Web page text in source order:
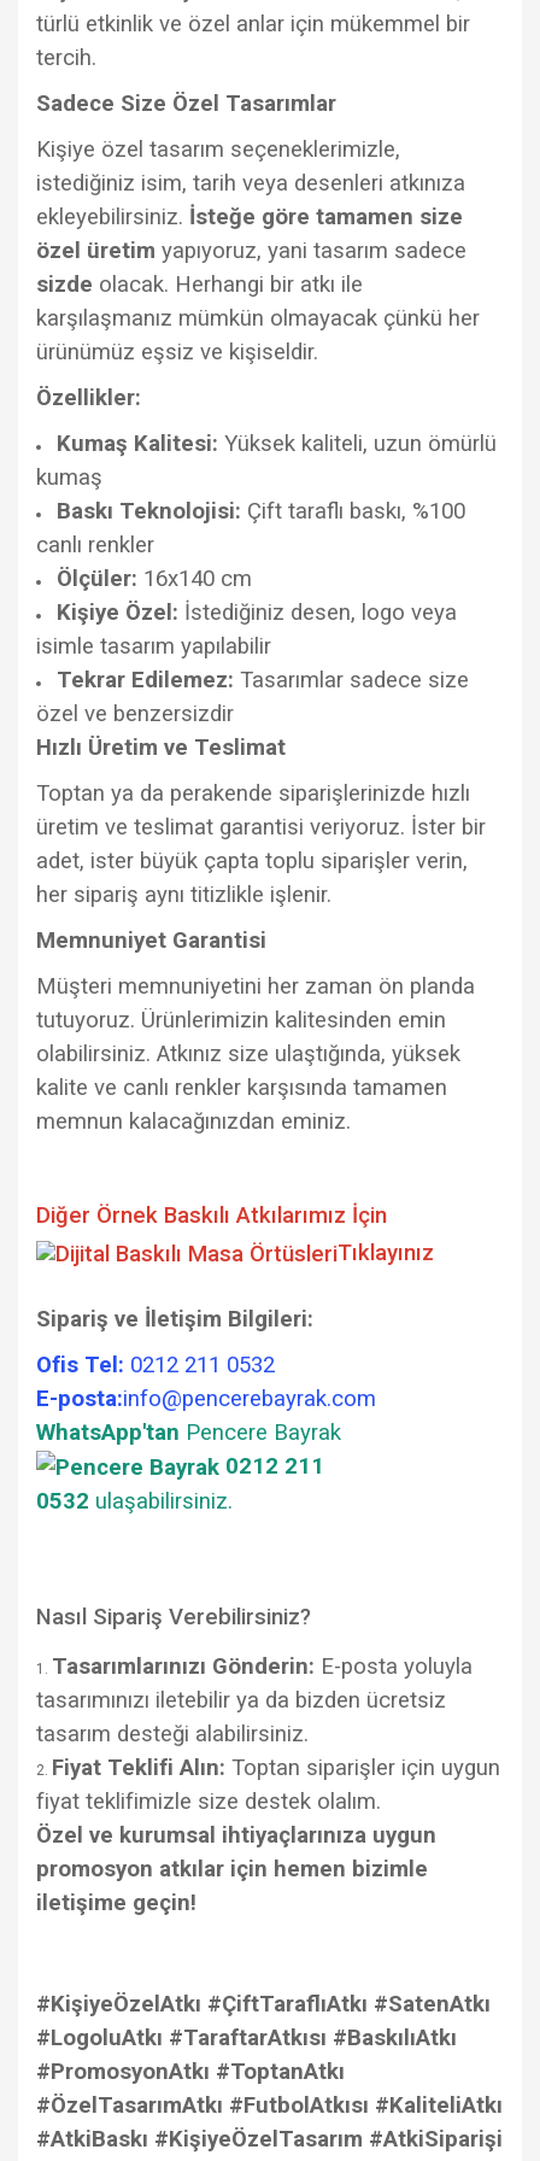
türlü etkinlik ve özel anlar için mükemmel bir
tercih.
Sadece Size Özel Tasarımlar
Kişiye özel tasarım seçeneklerimizle,
istediğiniz isim, tarih veya desenleri atkınıza
ekleyebilirsiniz. İsteğe göre tamamen size
özel üretim yapıyoruz, yani tasarım sadece
sizde olacak. Herhangi bir atkı ile
karşılaşmanız mümkün olmayacak çünkü her
ürünümüz eşsiz ve kişiseldir.
Özellikler:
Kumaş Kalitesi: Yüksek kaliteli, uzun ömürlü
kumaş
Baskı Teknolojisi: Çift taraflı baskı, %100
canlı renkler
Ölçüler: 16x140 cm
Kişiye Özel: İstediğiniz desen, logo veya
isimle tasarım yapılabilir
Tekrar Edilemez: Tasarımlar sadece size
özel ve benzersizdir
Hızlı Üretim ve Teslimat
Toptan ya da perakende siparişlerinizde hızlı
üretim ve teslimat garantisi veriyoruz. İster bir
adet, ister büyük çapta toplu siparişler verin,
her sipariş aynı titizlikle işlenir.
Memnuniyet Garantisi
Müşteri memnuniyetini her zaman ön planda
tutuyoruz. Ürünlerimizin kalitesinden emin
olabilirsiniz. Atkınız size ulaştığında, yüksek
kalite ve canlı renkler karşısında tamamen
memnun kalacağınızdan eminiz.
Diğer Örnek Baskılı Atkılarımız İçin
Tıklayınız
Sipariş ve İletişim Bilgileri:
Ofis Tel: 0212 211 0532
E-posta:info@pencerebayrak.com
WhatsApp'tan Pencere Bayrak
0212 211
0532 ulaşabilirsiniz.
Nasıl Sipariş Verebilirsiniz?
Tasarımlarınızı Gönderin: E-posta yoluyla
tasarımınızı iletebilir ya da bizden ücretsiz
tasarım desteği alabilirsiniz.
Fiyat Teklifi Alın: Toptan siparişler için uygun
fiyat teklifimizle size destek olalım.
Özel ve kurumsal ihtiyaçlarınıza uygun
promosyon atkılar için hemen bizimle
iletişime geçin!
#KişiyeÖzelAtkı #ÇiftTaraflıAtkı #SatenAtkı
#LogoluAtkı #TaraftarAtkısı #BaskılıAtkı
#PromosyonAtkı #ToptanAtkı
#ÖzelTasarımAtkı #FutbolAtkısı #KaliteliAtkı
#AtkiBaskı #KişiyeÖzelTasarım #AtkiSiparişi